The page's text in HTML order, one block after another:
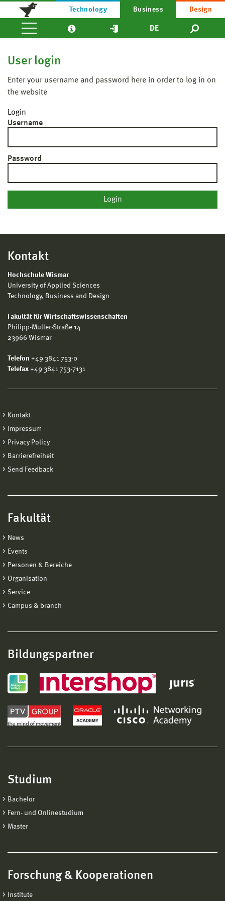
Technology Business Design
DE
User login
Enter your username and password here in order to log in on
the website
Login
Username
Password
Kontakt
Hochschule Wismar
University of Applied Sciences
Technology, Business and Design
Fakultät für Wirtschaftswissenschaften
Philipp-Müller-Straße 14
23966 Wismar
Telefon +49 3841 753-0
Telefax +49 3841 753-7131
Kontakt
Impressum
Privacy Policy
Barrierefreiheit
Send Feedback
Fakultät
News
Events
Personen & Bereiche
Organisation
Service
Campus & branch
Bildungspartner
Studium
Bachelor
Fern- und Onlinestudium
Master
Forschung & Kooperationen
Institute